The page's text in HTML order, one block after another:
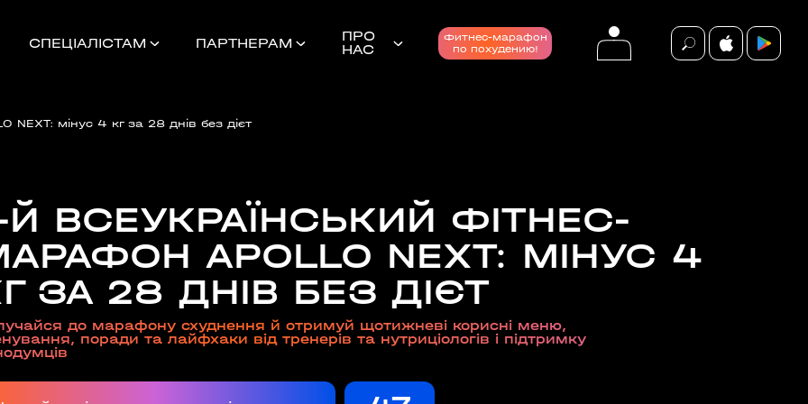
СПЕЦІАЛІСТАМ ПАРТНЕРАМ
ПРО
НАС
Фитнес-марафон
по похудению!
Найближчі події
NEXT: мінус 4 кг за 28 днів без дієт
Й ВСЕУКРАЇНСЬКИЙ ФІТНЕС-
APOLLO NEXT: МІНУС 4
ЗА 28 ДНІВ БЕЗ ДІЄТ
до марафону схуднення й отримуй щотижневі корисні меню,
поради та лайфхаки від тренерів та нутриціологів і підтримку